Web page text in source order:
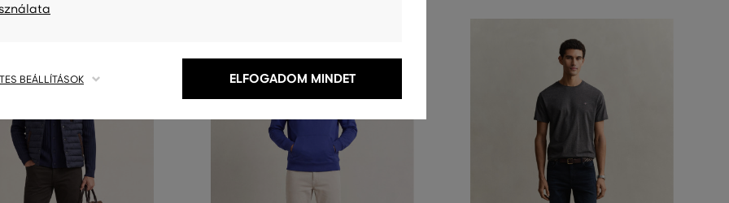
BEÁLLÍTÁSOK ELFOGADOM MINDET